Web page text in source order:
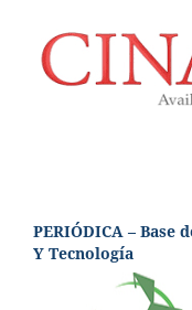
PERIÓDICA – Base
Y Tecnología